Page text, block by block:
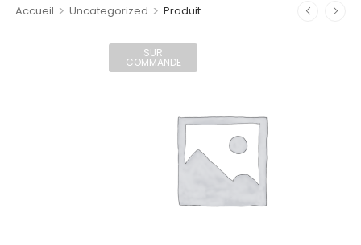
Accueil > Uncategorized > Produit
SUR
COMMANDE